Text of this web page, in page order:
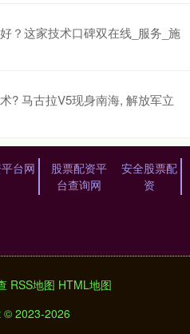
？这家技术口碑双在线_服务_施
? 马古拉V5现身南海, 解放军立
台网
股票配资平
台查询网
安全股票配
资
RSS地图 HTML地图
© 2023-2026